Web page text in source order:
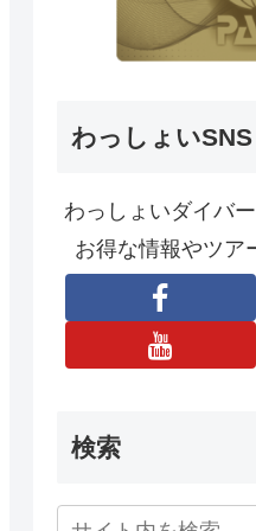
わっしょいSNS
わっしょいダイバ
お得な情報やツア
検索